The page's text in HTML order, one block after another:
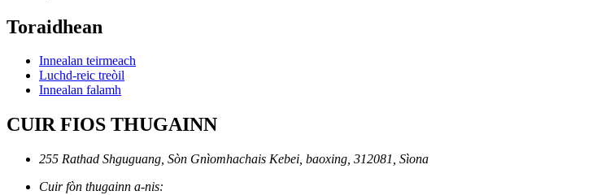
Toraidhean
Innealan teirmeach
Luchd-reic treòil
Innealan falamh
CUIR FIOS THUGAINN
255 Rathad Shguguang, Sòn Gnìomhachais Kebei, baoxing, 312081, Sìona
Cuir fòn thugainn a-nis: